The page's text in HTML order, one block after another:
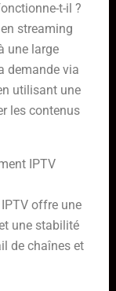
t-il ?
streaming
une large
demande via
utilisant une
les contenus
IPTV
offre une
une stabilité
de chaînes et